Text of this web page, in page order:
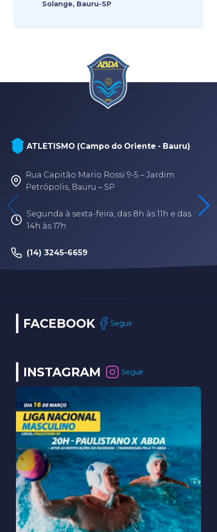
Solange, Bauru-SP
ATLETISMO (Campo do Oriente - Bauru)
Rua Capitão Mario Rossi 9-5 – Jardim
Petrópolis, Bauru – SP
Segunda à sexta-feira, das 8h às 11h e das
14h às 17h
(14) 3245-6659
FACEBOOK Seguir
INSTAGRAM Seguir